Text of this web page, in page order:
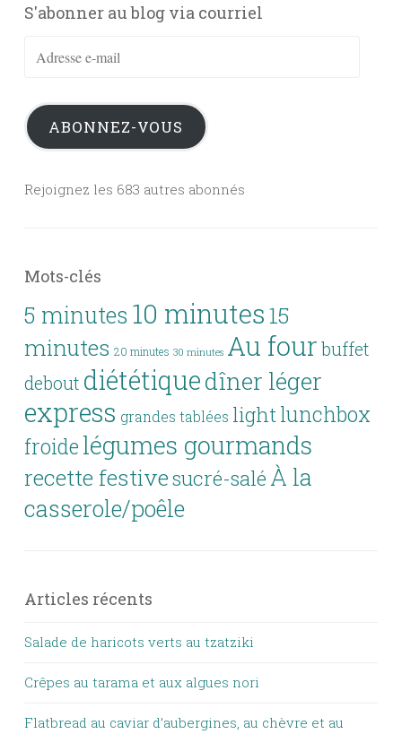
S'abonner au blog via courriel
Adresse
mail
ABONNEZ-VOUS
Rejoignez les 683 autres abonnés
Mots-clés
5 minutes 10 minutes15
minutes 20 minutes 30 minutes Au fourbuffet
debout diététiquedîner léger
express grandes tablées lightlunchbox
froide légumes gourmands
recette festivesucré-salé À la
casserole/poêle
Articles récents
Salade de haricots verts au tzatziki
Crêpes au tarama et aux algues nori
Flatbread au caviar d’aubergines, au chèvre et au